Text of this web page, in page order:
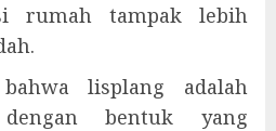
rumah tampak lebih
lisplang adalah
bentuk yang